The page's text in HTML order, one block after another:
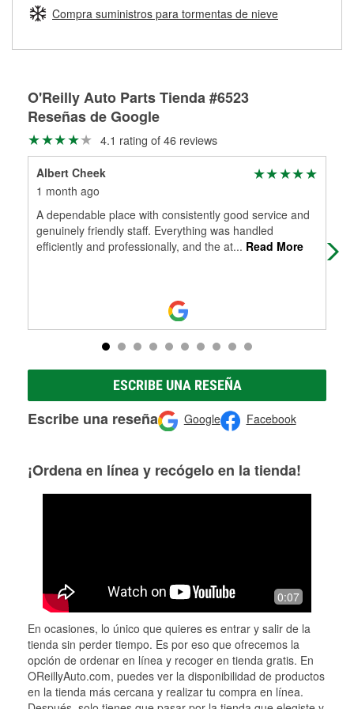
Más información sobre el Programa de Préstamo de
medirán tus tambores o discos para determinar si pueden
ser rectificados con seguridad. Si tus tambores o discos no
partes de reemplazo correctas para tu reparación.
Compra suministros para tormentas de nieve
O'Reilly Auto Parts Tienda #6523
Reseñas de Google
4.1 rating of 46 reviews
Albert Cheek
1 month ago
A dependable place with consistently good service and
genuinely friendly staff. Everything was handled
efficiently and professionally, and the at... Read More
ESCRIBE UNA RESEÑA
Escribe una reseña Google Facebook
¡Ordena en línea y recógelo en la tienda!
0:07
En ocasiones, lo único que quieres es entrar y salir de la
tienda sin perder tiempo. Es por eso que ofrecemos la
opción de ordenar en línea y recoger en tienda gratis. En
OReillyAuto.com, puedes ver la disponibilidad de productos
en la tienda más cercana y realizar tu compra en línea.